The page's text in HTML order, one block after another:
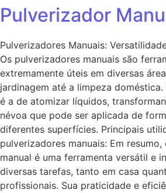
Pulverizador
Pulverizadores Manuais:
Os pulverizadores manuais são
extremamente úteis em diversas
jardinagem até a limpeza
é a de atomizar líquidos,
névoa que pode ser aplicada de
diferentes superfícies. Principais
pulverizadores manuais: Em
manual é uma ferramenta versátil e
diversas tarefas, tanto em casa
profissionais. Sua praticidade e